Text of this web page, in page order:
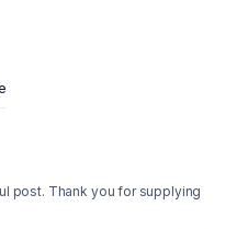
post. Thank you for supplying